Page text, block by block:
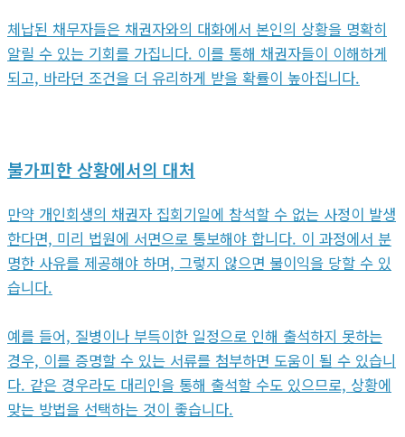
체납된 채무자들은 채권자와의 대화에서 본인의 상황을 명확히
알릴 수 있는 기회를 가집니다. 이를 통해 채권자들이 이해하게
되고, 바라던 조건을 더 유리하게 받을 확률이 높아집니다.
불가피한 상황에서의 대처
만약 개인회생의 채권자 집회기일에 참석할 수 없는 사정이 발생
한다면, 미리 법원에 서면으로 통보해야 합니다. 이 과정에서 분
명한 사유를 제공해야 하며, 그렇지 않으면 불이익을 당할 수 있
습니다.
예를 들어, 질병이나 부득이한 일정으로 인해 출석하지 못하는
경우, 이를 증명할 수 있는 서류를 첨부하면 도움이 될 수 있습니
다. 같은 경우라도 대리인을 통해 출석할 수도 있으므로, 상황에
맞는 방법을 선택하는 것이 좋습니다.